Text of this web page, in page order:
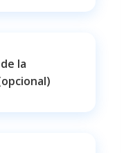
la